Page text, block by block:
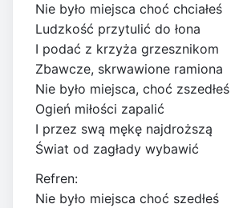
Nie było miejsca choć chciałeś
Ludzkość przytulić do łona
I podać z krzyża grzesznikom
Zbawcze, skrwawione ramiona
Nie było miejsca, choć zszedłeś
Ogień miłości zapalić
I przez swą mękę najdroższą
Świat od zagłady wybawić
Refren:
Nie było miejsca choć szedłeś